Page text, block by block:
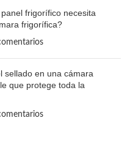
frigorífico necesita
frigorífica?
sellado en una cámara
que protege toda la